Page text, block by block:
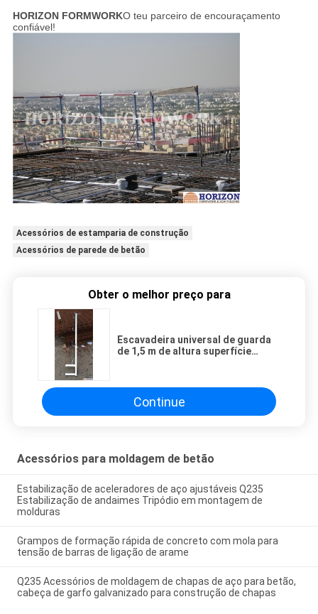
HORIZON FORMWORKO teu parceiro de encouraçamento
confiável!
Acessórios de estamparia de construção
Acessórios de parede de betão
Obter o melhor preço para
Escavadeira universal de guarda
de 1,5 m de altura superfície
Continue
Acessórios para moldagem de betão
Estabilização de aceleradores de aço ajustáveis Q235
Estabilização de andaimes Tripódio em montagem de
molduras
Grampos de formação rápida de concreto com mola para
tensão de barras de ligação de arame
Q235 Acessórios de moldagem de chapas de aço para betão,
cabeça de garfo galvanizado para construção de chapas